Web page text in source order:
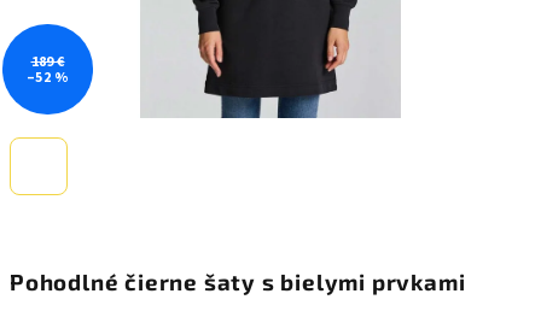
Pohodlné čierne šaty s bielymi prvkami
189 €
–52 %